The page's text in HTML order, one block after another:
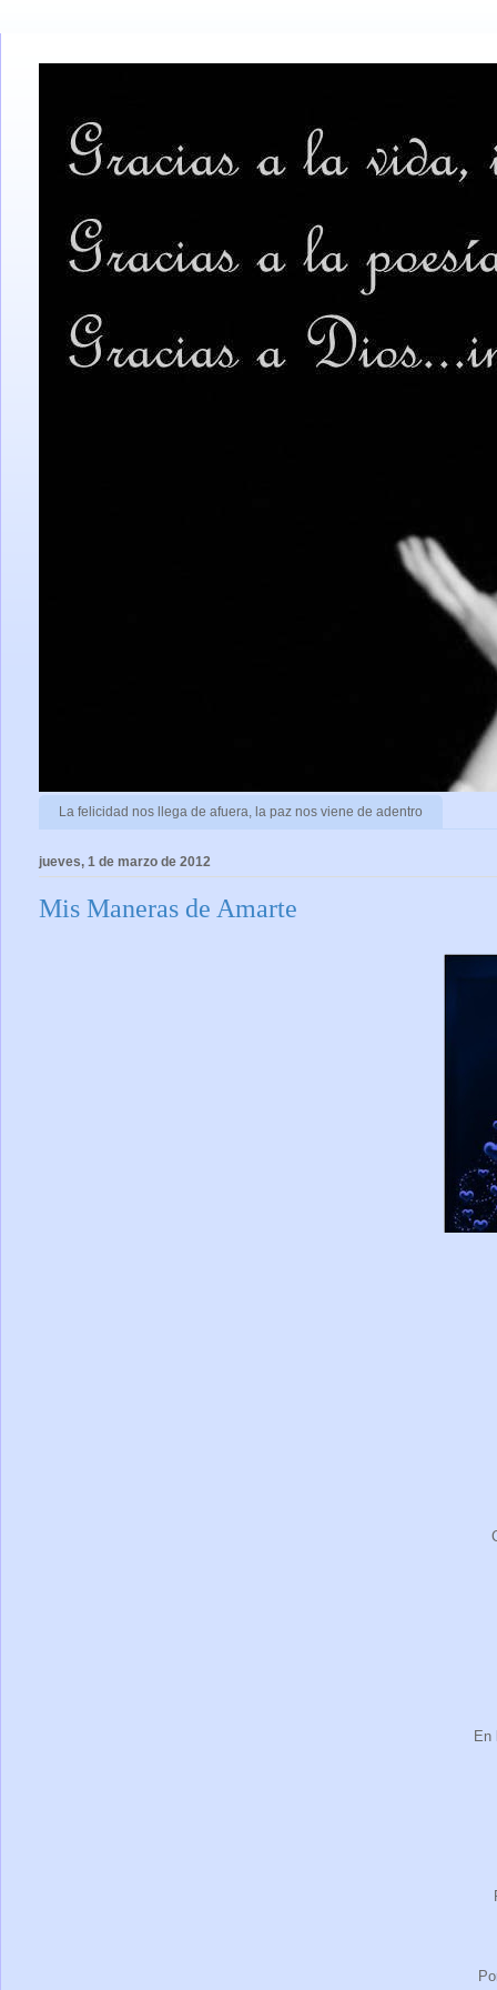
La felicidad nos llega de afuera, la paz nos viene de adentro
jueves, 1 de marzo de 2012
Mis Maneras de Amarte
En